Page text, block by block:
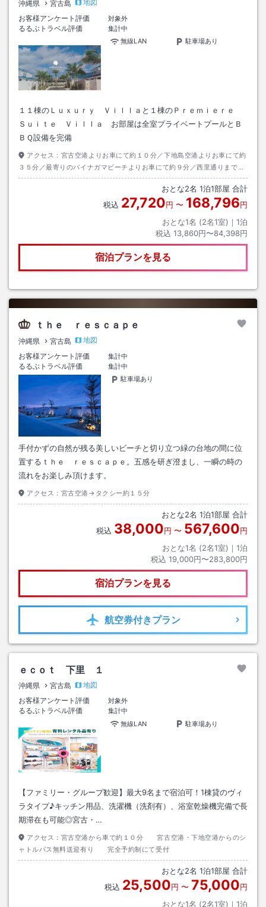
沖縄県 宮古島
地図
お客様アンケート評価
対象外
るるぶトラベル評価
集計中
無線LAN
駐車場あり
１１棟のＬｕｘｕｒｙ Ｖｉｌｌａと１棟のＰｒｅｍｉｅｒｅ
Ｓｕｉｔｅ Ｖｉｌｌａ お部屋は全室プライベートプールとＢ
ＢＱ設備を完備
アクセス： 宮古空港よりお車にて約１０分／下地島空港よりお車にて約
３５分／最寄りのパイナガマビーチよりお車にて約９分／西里通りまでお
車にて約８分
おとな2名 1泊1部屋 合計
税込 27,720円 〜 168,796円
おとな1名 (2名1室)｜ 1泊
税込 13,860円〜84,398円
宿泊プランを見る
ｔｈｅ ｒｅｓｃａｐｅ
沖縄県 宮古島
地図
お客様アンケート評価
集計中
るるぶトラベル評価
集計中
駐車場あり
手付かずの自然が残る美しいビーチと切り立つ緑の台地の間に位
置するｔｈｅ ｒｅｓｃａｐｅ。五感を研ぎ澄まし、一瞬の時の
流れをお楽しみ頂けます。
アクセス： 宮古空港→タクシー約１５分
おとな2名 1泊1部屋 合計
税込 38,000円 〜 567,600円
おとな1名 (2名1室)｜ 1泊
税込 19,000円〜283,800円
宿泊プランを見る
航空券付きプラン
ｅｃｏｔ 下里 １
沖縄県 宮古島
地図
お客様アンケート評価
対象外
るるぶトラベル評価
集計中
無線LAN
駐車場あり
【ファミリー・グループ歓迎】最大9名まで宿泊可！1棟貸のヴィ
ラタイプ♪キッチン用品、洗濯機（洗剤有）、浴室乾燥機完備で長
期滞在も可能◎宮古・…
アクセス： 宮古空港から車で約１０分 宮古空港・下地空港からのシ
ャトルバス無料送迎有り 完全予約制にて受付
おとな2名 1泊1部屋 合計
税込 25,500円 〜 75,000円
おとな1名 (2名1室)｜ 1泊